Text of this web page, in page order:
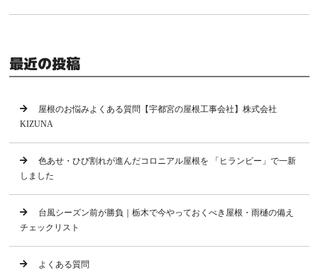
最近の投稿
屋根のお悩みよくある質問【宇都宮の屋根工事会社】株式会社
KIZUNA
色あせ・ひび割れが進んだコロニアル屋根を 「ヒランビー」で一新
しました
台風シーズン前が勝負｜栃木で今やっておくべき屋根・雨樋の備え
チェックリスト
よくある質問